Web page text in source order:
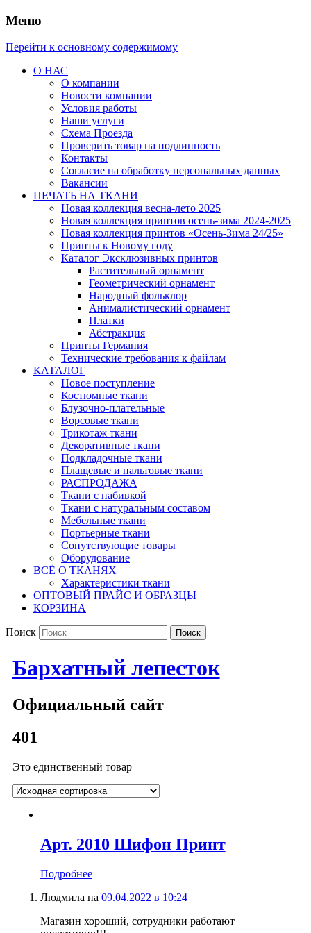
Меню
Перейти к основному содержимому
О НАС
О компании
Новости компании
Условия работы
Наши услуги
Схема Проезда
Проверить товар на подлинность
Контакты
Согласие на обработку персональных данных
Вакансии
ПЕЧАТЬ НА ТКАНИ
Новая коллекция весна-лето 2025
Новая коллекция принтов осень-зима 2024-2025
Новая коллекция принтов «Осень-Зима 24/25»
Принты к Новому году
Каталог Эксклюзивных принтов
Растительный орнамент
Геометрический орнамент
Народный фольклор
Анималистический орнамент
Платки
Абстракция
Принты Германия
Технические требования к файлам
КАТАЛОГ
Новое поступление
Костюмные ткани
Блузочно-плательные
Ворсовые ткани
Трикотаж ткани
Декоративные ткани
Подкладочные ткани
Плащевые и пальтовые ткани
РАСПРОДАЖА
Ткани с набивкой
Ткани с натуральным составом
Мебельные ткани
Портьерные ткани
Сопутствующие товары
Оборудование
ВСЁ О ТКАНЯХ
Характеристики ткани
ОПТОВЫЙ ПРАЙС И ОБРАЗЦЫ
КОРЗИНА
Поиск
Бархатный лепесток
Официальный сайт
401
Это единственный товар
Арт. 2010 Шифон Принт
Подробнее
Людмила на 09.04.2022 в 10:24
Магазин хороший, сотрудники работают